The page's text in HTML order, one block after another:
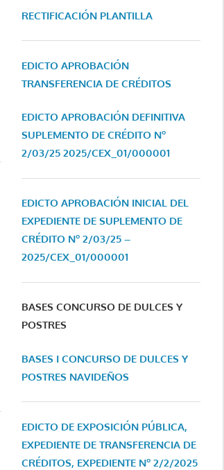
RECTIFICACIÓN PLANTILLA
EDICTO APROBACIÓN
TRANSFERENCIA DE CRÉDITOS
EDICTO APROBACIÓN DEFINITIVA
SUPLEMENTO DE CRÉDITO Nº
2/03/25 2025/CEX_01/000001
EDICTO APROBACIÓN INICIAL DEL
EXPEDIENTE DE SUPLEMENTO DE
CRÉDITO Nº 2/03/25 –
2025/CEX_01/000001
BASES CONCURSO DE DULCES Y
POSTRES
BASES I CONCURSO DE DULCES Y
POSTRES NAVIDEÑOS
EDICTO DE EXPOSICIÓN PÚBLICA,
EXPEDIENTE DE TRANSFERENCIA DE
CRÉDITOS, EXPEDIENTE Nº 2/2/2025